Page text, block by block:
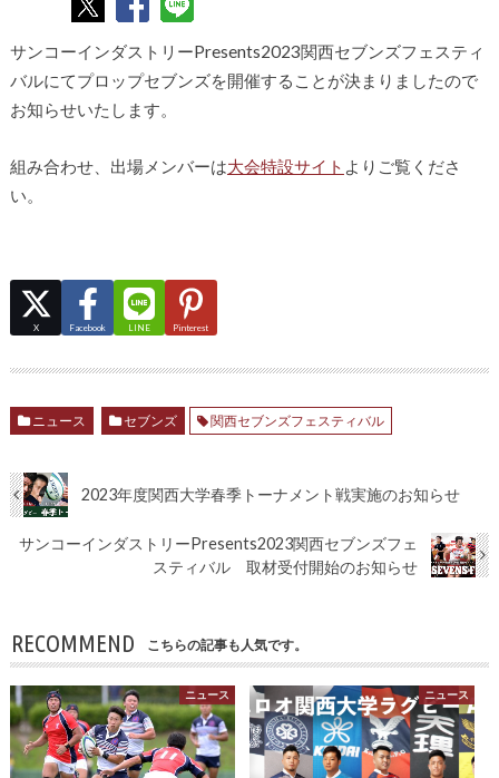
サンコーインダストリーPresents2023関西セブンズフェスティ
バルにてプロップセブンズを開催することが決まりましたので
お知らせいたします。
組み合わせ、出場メンバーは大会特設サイト よりご覧くださ
い。
X Facebook LINE Pinterest
ニュース セブンズ 関西セブンズフェスティバル
2023年度関西大学春季トーナメント戦実施のお知らせ
サンコーインダストリーPresents2023関西セブンズフェ
スティバル 取材受付開始のお知らせ
RECOMMEND こちらの記事も人気です。
ニュース ニュース